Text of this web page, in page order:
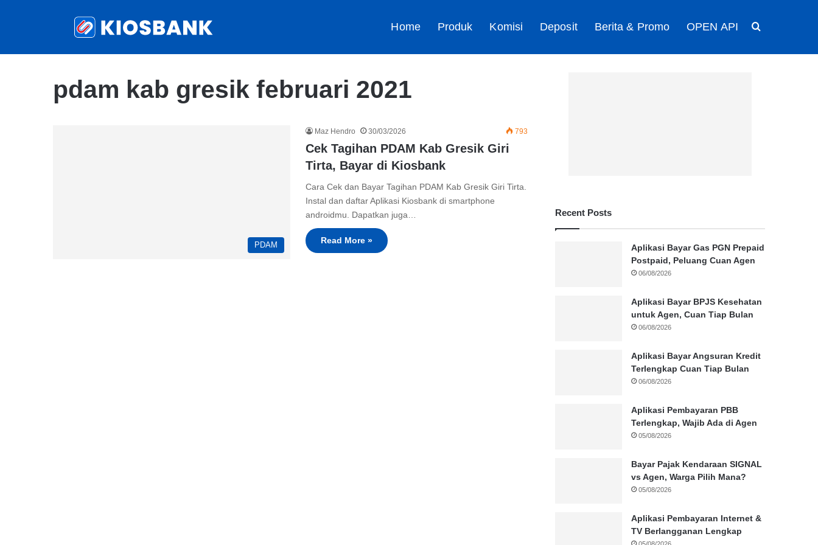
Home Produk Komisi Deposit Berita & Promo OPEN API
pdam kab gresik februari 2021
PDAM
Maz Hendro 30/03/2026 793
Cek Tagihan PDAM Kab Gresik Giri
Tirta, Bayar di Kiosbank
Cara Cek dan Bayar Tagihan PDAM Kab Gresik Giri Tirta.
Instal dan daftar Aplikasi Kiosbank di smartphone
androidmu. Dapatkan juga…
Read More »
Recent Posts
Aplikasi Bayar Gas PGN Prepaid
Postpaid, Peluang Cuan Agen
06/08/2026
Aplikasi Bayar BPJS Kesehatan
untuk Agen, Cuan Tiap Bulan
06/08/2026
Aplikasi Bayar Angsuran Kredit
Terlengkap Cuan Tiap Bulan
06/08/2026
Aplikasi Pembayaran PBB
Terlengkap, Wajib Ada di Agen
05/08/2026
Bayar Pajak Kendaraan SIGNAL
vs Agen, Warga Pilih Mana?
05/08/2026
Aplikasi Pembayaran Internet &
TV Berlangganan Lengkap